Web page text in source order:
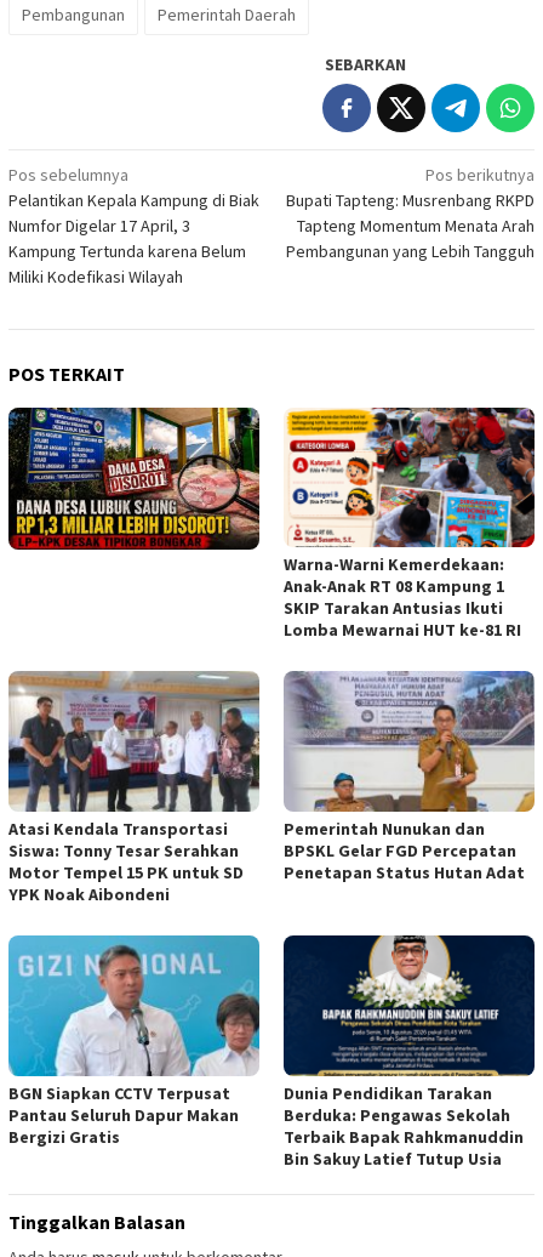
Pembangunan Pemerintah Daerah
SEBARKAN
Navigasi
pos
Pos sebelumnya
Pelantikan Kepala Kampung di Biak
Numfor Digelar 17 April, 3
Kampung Tertunda karena Belum
Miliki Kodefikasi Wilayah
Pos berikutnya
Bupati Tapteng: Musrenbang RKPD
Tapteng Momentum Menata Arah
Pembangunan yang Lebih Tangguh
POS TERKAIT
Warna-Warni Kemerdekaan:
Anak-Anak RT 08 Kampung 1
SKIP Tarakan Antusias Ikuti
Lomba Mewarnai HUT ke-81 RI
Atasi Kendala Transportasi
Siswa: Tonny Tesar Serahkan
Motor Tempel 15 PK untuk SD
YPK Noak Aibondeni
Pemerintah Nunukan dan
BPSKL Gelar FGD Percepatan
Penetapan Status Hutan Adat
BGN Siapkan CCTV Terpusat
Pantau Seluruh Dapur Makan
Bergizi Gratis
Dunia Pendidikan Tarakan
Berduka: Pengawas Sekolah
Terbaik Bapak Rahkmanuddin
Bin Sakuy Latief Tutup Usia
Tinggalkan Balasan